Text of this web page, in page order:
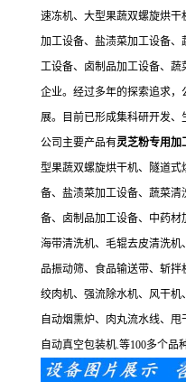
速冻机、大型果蔬双螺旋烘
加工设备、盐渍菜加工设备、
工设备、卤制品加工设备、
企业。经过多年的探索追求
展。目前已形成集科研开发、
公司主要产品有灵芝粉专用加
型果蔬双螺旋烘干机、隧道
备、盐渍菜加工设备、蔬菜
备、卤制品加工设备、中药
海带清洗机、毛辊去皮清洗
品振动筛、食品输送带、斩拌
绞肉机、强流除水机、风干
自动烟熏炉、肉丸流水线、
自动真空包装机.等100多个品